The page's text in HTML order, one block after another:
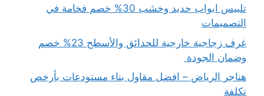
تلبيس ابواب حديد وخشب 30% خصم فخامة في
التصميمات
غرف زجاجية خارجية للحدائق والأسطح 23% خصم
وضمان الجودة
هناجر الرياض – افضل مقاول بناء مستودعات بأرخص
تكلفة